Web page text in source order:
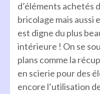
d’éléments achetés
bricolage mais aussi
est digne du plus
intérieure ! On se
plans comme la
en scierie pour des
encore l’utilisation